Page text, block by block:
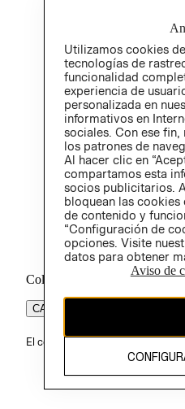
Colombia ($)
CAMBIAR REGIÓN
El contenido de esta página web
Utilizamos cookies
tecnologías de
funcionalidad
experiencia de
personalizada en
informativos en
sociales. Con ese
los patrones de
Al hacer clic en
compartamos esta
socios publicitarios.
bloquean las
de contenido y
“Configuración de
opciones. Visite
datos para obtener
Aviso de